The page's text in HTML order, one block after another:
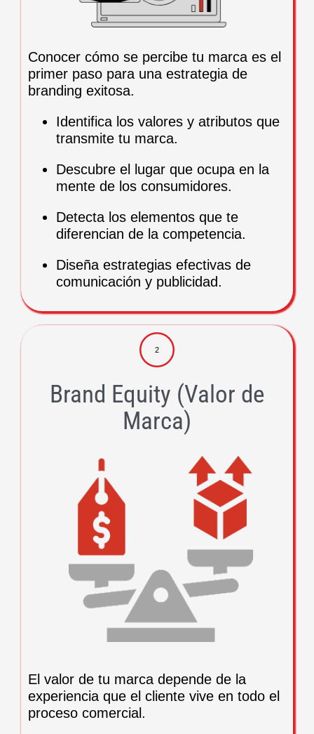
Conocer cómo se percibe tu marca es el
primer paso para una estrategia de
branding exitosa.
Identifica los valores y atributos que
transmite tu marca.
Descubre el lugar que ocupa en la
mente de los consumidores.
Detecta los elementos que te
diferencian de la competencia.
Diseña estrategias efectivas de
comunicación y publicidad.
2
Brand Equity (Valor de
Marca)
El valor de tu marca depende de la
experiencia que el cliente vive en todo el
proceso comercial.